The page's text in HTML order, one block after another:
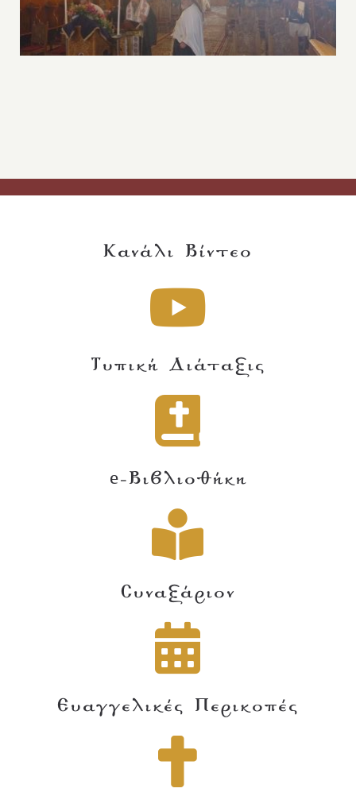
Κανάλι Βίντεο
Τυπική Διάταξις
e-Βιβλιοθήκη
Συναξάριον
Ευαγγελικές Περικοπές